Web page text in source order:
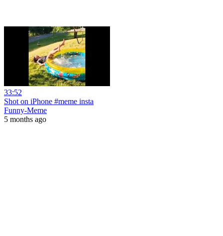
33:52
Shot on iPhone #meme insta
Funny-Meme
5 months ago